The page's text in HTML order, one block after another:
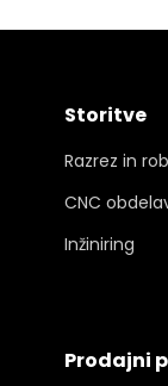
Storitve
Razrez in
CNC
Inžiniring
Prodajni